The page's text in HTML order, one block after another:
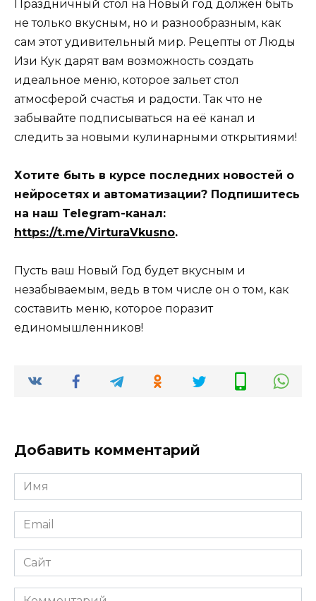
Праздничный стол на Новый год должен быть
не только вкусным, но и разнообразным, как
сам этот удивительный мир. Рецепты от Люды
Изи Кук дарят вам возможность создать
идеальное меню, которое зальет стол
атмосферой счастья и радости. Так что не
забывайте подписываться на её канал и
следить за новыми кулинарными открытиями!
Хотите быть в курсе последних новостей о
нейросетях и автоматизации? Подпишитесь
на наш Telegram-канал:
https://t.me/VirturaVkusno.
Пусть ваш Новый Год будет вкусным и
незабываемым, ведь в том числе он о том, как
составить меню, которое поразит
единомышленников!
Добавить комментарий
Имя
*
Email
*
Сайт
Комментарий